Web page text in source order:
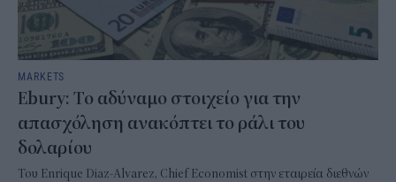
MARKETS
Ebury : Το αδύναμο στοιχείο για την
απασχόληση ανακόπτει το ράλι του
δολαρίου
Του Enrique Diaz-Alvarez, Chief Economist στην εταιρεία διεθνών